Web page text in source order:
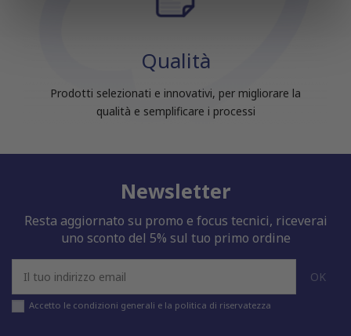
informazioni sul modo in cui utilizzi il nostro sito con i
con altre informazioni che hai fornito loro o che hanno
Qualità
Prodotti selezionati e innovativi, per migliorare la
qualità e semplificare i processi
Newsletter
Resta aggiornato su promo e focus tecnici, riceverai
uno sconto del 5% sul tuo primo ordine
Accetto le condizioni generali e la politica di riservatezza